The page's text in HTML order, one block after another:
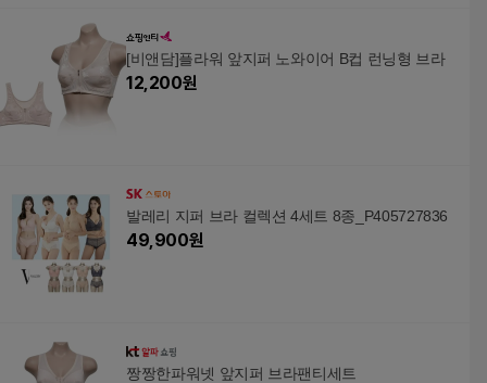
[비앤담]플라워 앞지퍼 노와이어 B컵 런닝형 브라
12,200원
발레리 지퍼 브라 컬렉션 4세트 8종_P405727836
49,900원
짱짱한파워넷 앞지퍼 브라팬티세트